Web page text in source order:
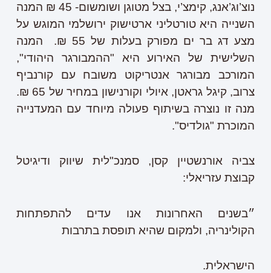
נוצ’וג’אנג, קימצ’י, בצל מטוגן ושומשום- 45 ₪ המנה
השנייה היא טורטליני ארטישוק ירושלמי המוגש על
מצע דג בר ים מפורק בעלות של 55 ₪. המנה
השלישית של האירוע היא "ההמבורגר היהודי",
המורכב מבורגר אנטריקוט משובח עם קורנביף
צרוב, קיגל גראטן, איולי וקורנישון במחיר של 65 ₪.
מנה זו נוצרה בשיתוף פעולה מיוחד עם המעדנייה
המוכרת "גולדיס".
צביה אורנשטיין קסן, סמנכ"לית שיווק ודיגיטל
קבוצת עזריאלי:
״בשנים האחרונות אנו עדים להתפתחות
הקולינריה, ולמקום שהיא תופסת בתרבות
הישראלית.